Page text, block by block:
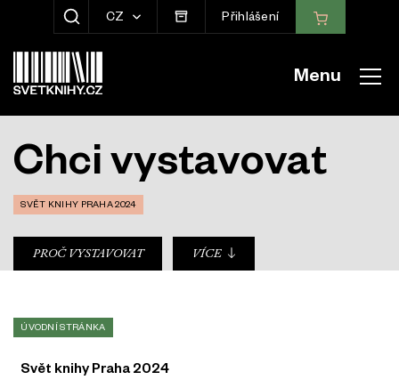
ZOBRAZIT HLEDÁNÍ
CZ Přihlášení
Menu
Chci vystavovat
SVĚT KNIHY PRAHA 2024
sub-nav
PROČ VYSTAVOVAT VÍCE
ÚVODNÍ STRÁNKA
Svět knihy Praha 2024